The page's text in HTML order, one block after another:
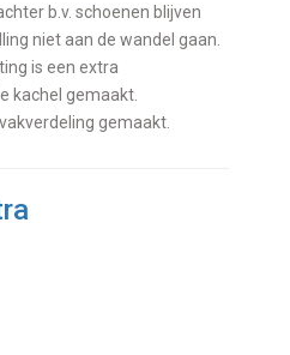
b.v. schoenen blijven
niet aan de wandel gaan.
is een extra
kachel gemaakt.
gemaakt.